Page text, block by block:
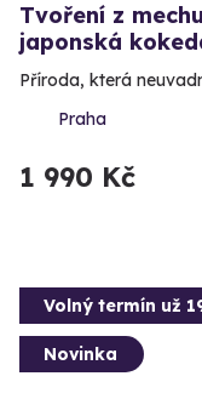
Tvoření z
japonská
Příroda, která
Praha
1 990 Kč
Volný termín už
Novinka